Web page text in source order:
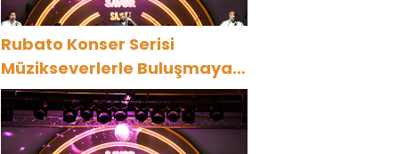
Rubato Konser Serisi
Müzikseverlerle Buluşmaya
Devam Ediyor